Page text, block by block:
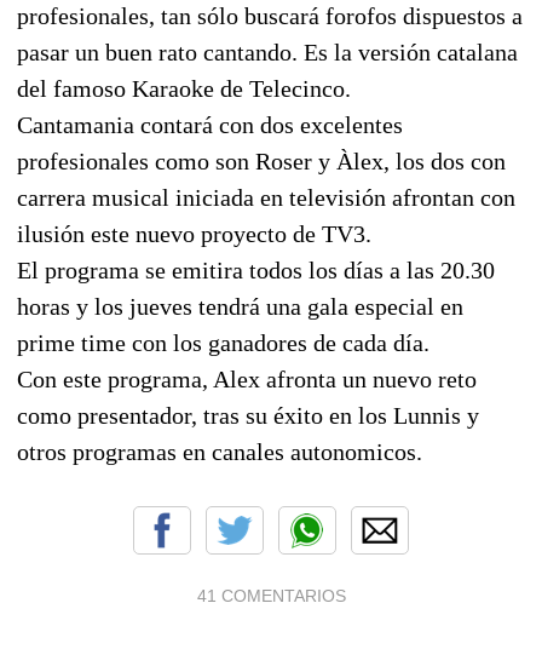
profesionales, tan sólo buscará forofos dispuestos a
pasar un buen rato cantando. Es la versión catalana
del famoso Karaoke de Telecinco.
Cantamania contará con dos excelentes
profesionales como son Roser y Àlex, los dos con
carrera musical iniciada en televisión afrontan con
ilusión este nuevo proyecto de TV3.
El programa se emitira todos los días a las 20.30
horas y los jueves tendrá una gala especial en
prime time con los ganadores de cada día.
Con este programa, Alex afronta un nuevo reto
como presentador, tras su éxito en los Lunnis y
otros programas en canales autonomicos.
41 COMENTARIOS